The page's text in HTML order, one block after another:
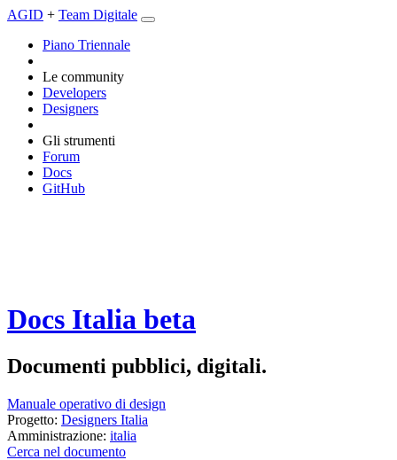
AGID + Team Digitale
Piano Triennale
Le community
Developers
Designers
Gli strumenti
Forum
Docs
GitHub
Docs Italia beta
Documenti pubblici, digitali.
Manuale operativo di design
Progetto: Designers Italia
Amministrazione: italia
Cerca nel documento